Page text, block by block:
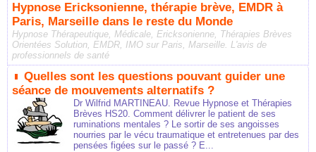
Hypnose Ericksonienne, thérapie brève, EMDR à
Paris, Marseille dans le reste du Monde
Hypnose Thérapeutique, Médicale, Ericksonienne, Thérapies Brèves
Orientées Solution, EMDR, IMO sur Paris, Marseille. L'avis de
professionnels de santé
Quelles sont les questions pouvant guider une
séance de mouvements alternatifs ?
Dr Wilfrid MARTINEAU. Revue Hypnose et Thérapies
Brèves HS20. Comment délivrer le patient de ses
ruminations mentales ? Le sortir de ses angoisses
nourries par le vécu traumatique et entretenues par des
pensées figées sur le passé ? E...